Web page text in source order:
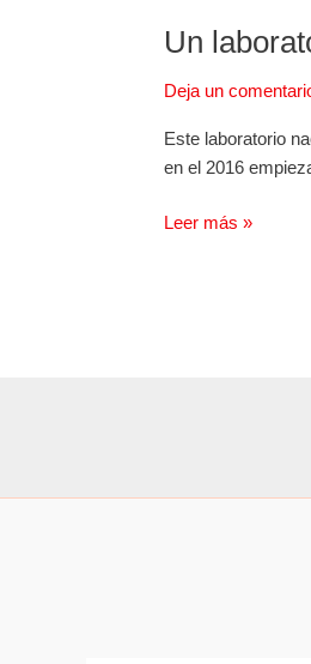
Un
Deja un
Este laboratorio
en el 2016
Leer más »